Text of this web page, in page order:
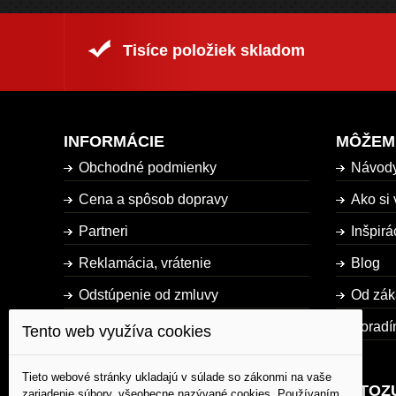
Tisíce položiek skladom
INFORMÁCIE
Obchodné podmienky
Cena a spôsob dopravy
Partneri
Reklamácia, vrátenie
Odstúpenie od zmluvy
Dostupnosť tovaru
Mapa stránky
Ako si
Blog
Od
Tento web využíva cookies
Tieto webové stránky ukladajú v súlade so zákonmi na vaše